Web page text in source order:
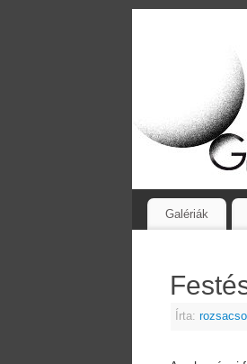
Galériák
Írta: